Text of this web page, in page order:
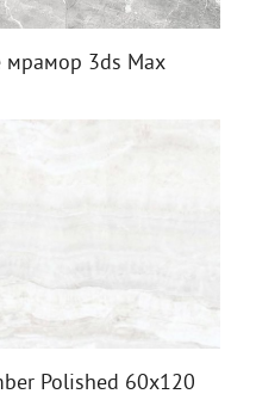
3ds Max
Polished 60x120